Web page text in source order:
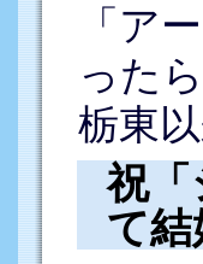
「ア
った
栃東
祝「
て結